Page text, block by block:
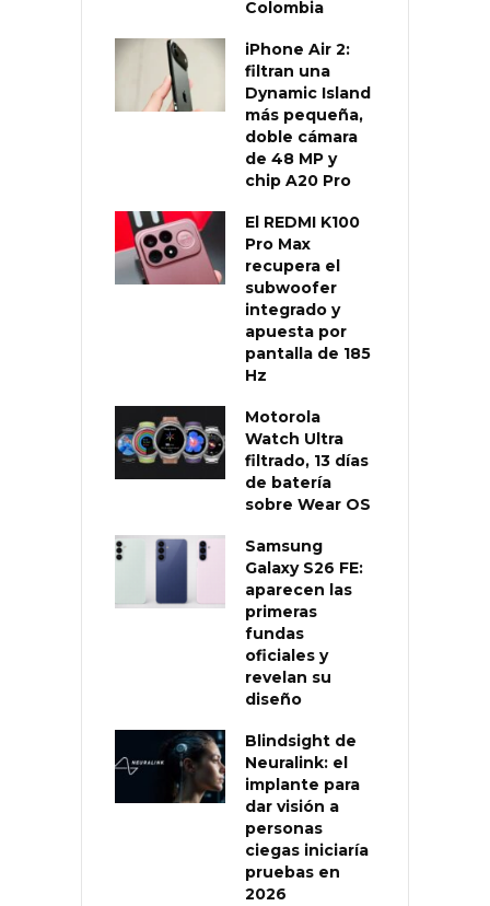
Colombia
iPhone Air 2:
filtran una
Dynamic Island
más pequeña,
doble cámara
de 48 MP y
chip A20 Pro
El REDMI K100
Pro Max
recupera el
subwoofer
integrado y
apuesta por
pantalla de 185
Hz
Motorola
Watch Ultra
filtrado, 13 días
de batería
sobre Wear OS
Samsung
Galaxy S26 FE:
aparecen las
primeras
fundas
oficiales y
revelan su
diseño
Blindsight de
Neuralink: el
implante para
dar visión a
personas
ciegas iniciaría
pruebas en
2026